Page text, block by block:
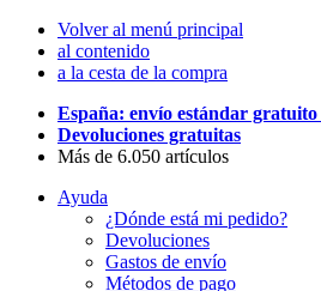
Volver al menú principal
al contenido
a la cesta de la compra
España: envío estándar gratuito
Devoluciones gratuitas
Más de 6.050 artículos
Ayuda
¿Dónde está mi pedido?
Devoluciones
Gastos de envío
Métodos de pago